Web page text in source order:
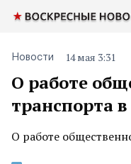
О работе
транспорта
Новости 14 мая 3:31
О работе